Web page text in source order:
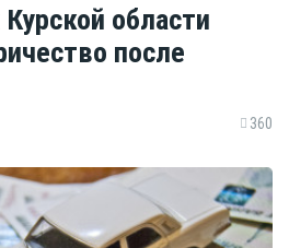
области
после
360